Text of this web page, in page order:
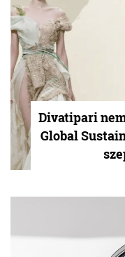
Divatipari
Global